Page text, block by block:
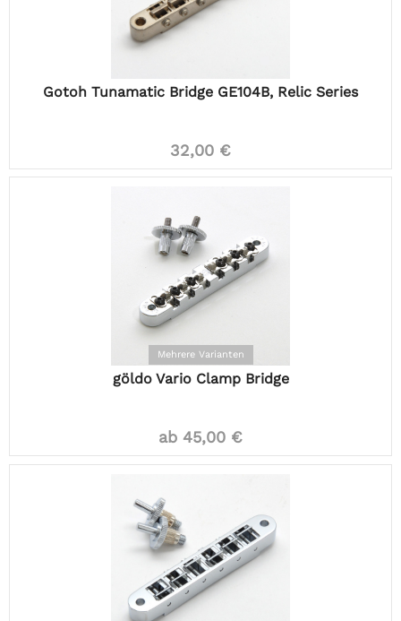
Gotoh Tunamatic Bridge GE104B, Relic Series
32,00 €
Mehrere Varianten
göldo Vario Clamp Bridge
ab 45,00 €